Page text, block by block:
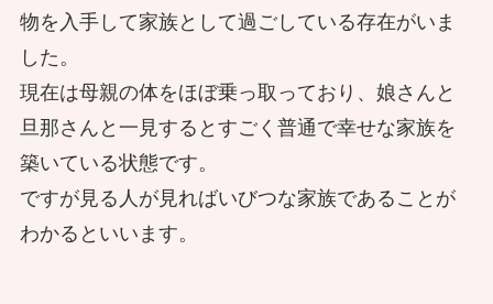
物を入手して家族として過ごしている存在がいま
した。
現在は母親の体をほぼ乗っ取っており、娘さんと
旦那さんと一見するとすごく普通で幸せな家族を
築いている状態です。
ですが見る人が見ればいびつな家族であることが
わかるといいます。